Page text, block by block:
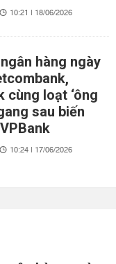
10:21 | 18/06/2026
hàng ngày
cùng loạt ‘ông
sau biến
10:24 | 17/06/2026